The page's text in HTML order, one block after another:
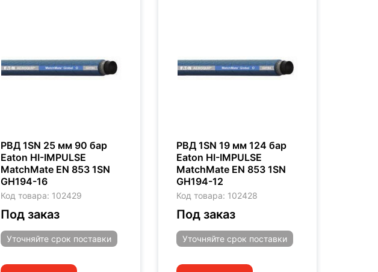
РВД 1SN 25 мм 90 бар
Eaton HI-IMPULSE
MatchMate EN 853 1SN
GH194-16
Код товара: 102429
Под заказ
Уточняйте срок поставки
РВД 1SN 19 мм 124 бар
Eaton HI-IMPULSE
MatchMate EN 853 1SN
GH194-12
Код товара: 102428
Под заказ
Уточняйтесрок поставки